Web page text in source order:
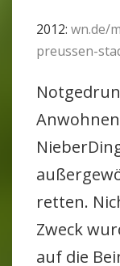
2012: wn.de/
preussen-
retten.
Zweck
auf die